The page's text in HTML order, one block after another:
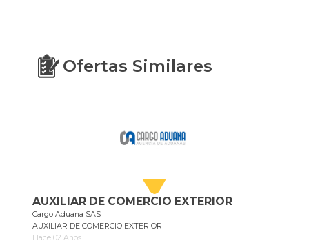
Ofertas Similares
AUXILIAR DE COMERCIO EXTERIOR
Cargo Aduana SAS
AUXILIAR DE COMERCIO EXTERIOR
Hace 02 Años